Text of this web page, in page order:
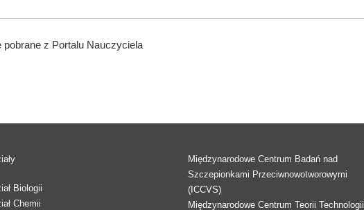
z Portalu Nauczyciela
Biologii
Chemii
Międzynarodowe Centrum Badań nad
Szczepionkami Przeciwnowotworowymi
(ICCVS)
Międzynarodowe Centrum Teorii Technologii